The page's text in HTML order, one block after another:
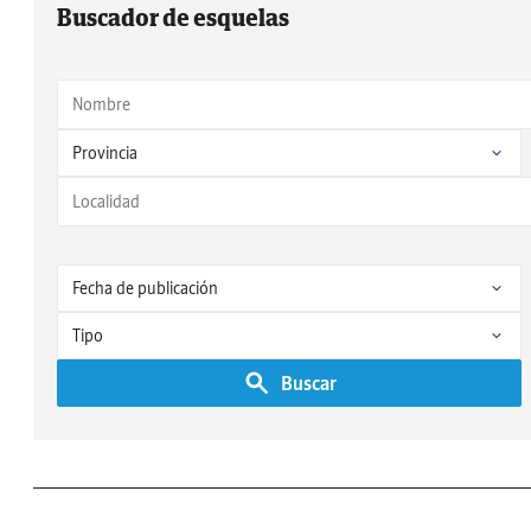
Buscador de esquelas
Buscar